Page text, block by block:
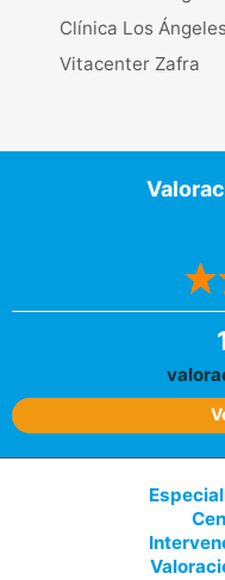
Clínica Los
Vitacenter Zafra